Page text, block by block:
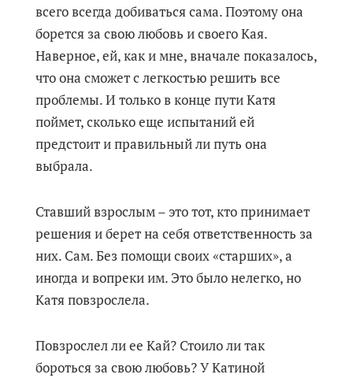
всего всегда добиваться сама. Поэтому она
борется за свою любовь и своего Кая.
Наверное, ей, как и мне, вначале показалось,
что она сможет с легкостью решить все
проблемы. И только в конце пути Катя
поймет, сколько еще испытаний ей
предстоит и правильный ли путь она
выбрала.
Ставший взрослым – это тот, кто принимает
решения и берет на себя ответственность за
них. Сам. Без помощи своих «старших», а
иногда и вопреки им. Это было нелегко, но
Катя повзрослела.
Повзрослел ли ее Кай? Стоило ли так
бороться за свою любовь? У Катиной